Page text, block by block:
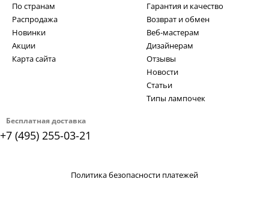
Бесплатная доставка
+7 (495) 255-03-21
По странам
Распродажа
Новинки
Акции
Карта сайта
Гарантия и качество
Возврат и обмен
Веб-мастерам
Дизайнерам
Отзывы
Новости
Статьи
Типы лампочек
Политика безопасности платежей